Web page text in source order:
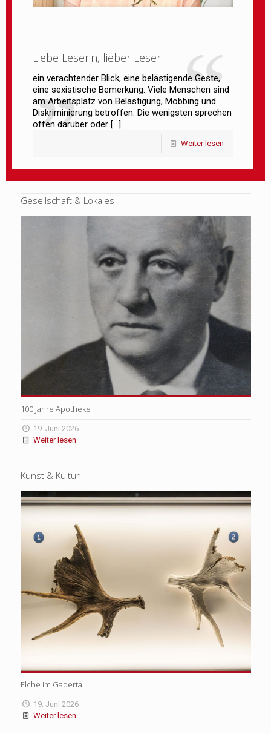
Liebe Leserin, lieber Leser
ein verachtender Blick, eine belästigende Geste,
eine sexistische Bemerkung. Viele Menschen sind
am Arbeitsplatz von Belästigung, Mobbing und
Diskriminierung betroffen. Die wenigsten sprechen
offen darüber oder[…]
Weiter lesen
Gesellschaft & Lokales
100 Jahre Apotheke
19. Juni 2026
Weiter lesen
Kunst & Kultur
Elche im Gadertal!
19. Juni 2026
Weiter lesen